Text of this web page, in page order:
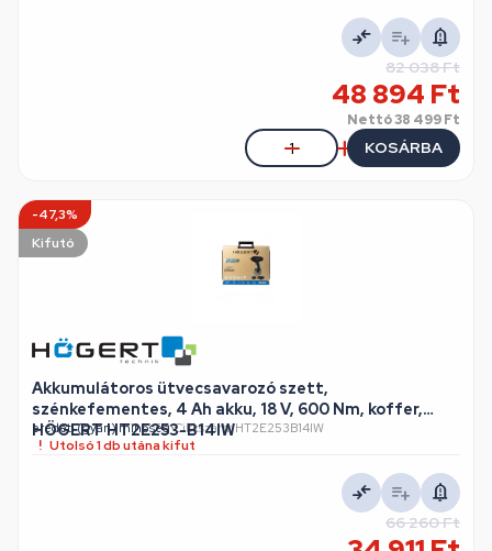
82 038 Ft
48 894 Ft
Nettó38 499 Ft
KOSÁRBA
-47,3%
Kifutó
Akkumulátoros ütvecsavarozó szett,
szénkefementes, 4 Ah akku, 18 V, 600 Nm, koffer,
HÖGERT HT2E253-B14IW
eredeti (gyári) minőség•Cikkszám: HT2E253B14IW
Utolsó 1 db utána kifut
66 260 Ft